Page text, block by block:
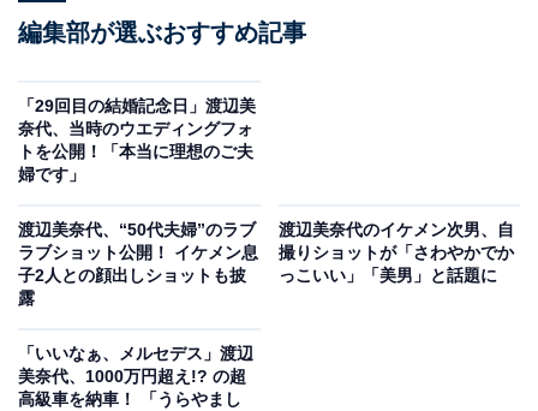
編集部が選ぶおすすめ記事
「29回目の結婚記念日」渡辺美
奈代、当時のウエディングフォ
トを公開！「本当に理想のご夫
婦です」
渡辺美奈代、“50代夫婦”のラブ
ラブショット公開！ イケメン息
子2人との顔出しショットも披
露
渡辺美奈代のイケメン次男、自
撮りショットが「さわやかでか
っこいい」「美男」と話題に
「いいなぁ、メルセデス」渡辺
美奈代、1000万円超え!? の超
高級車を納車！ 「うらやまし